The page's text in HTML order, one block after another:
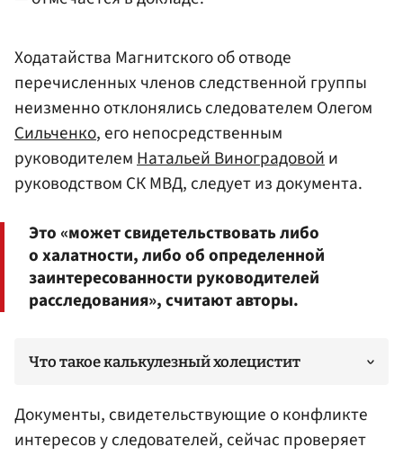
Ходатайства Магнитского об отводе
перечисленных членов следственной группы
неизменно отклонялись следователем Олегом
Сильченко, его непосредственным
руководителемНатальей Виноградовойи
руководством СК МВД, следует из документа.
Это «может свидетельствовать либо
о халатности, либо об определенной
заинтересованности руководителей
расследования», считают авторы.
Что такое калькулезный холецистит
Документы, свидетельствующие о конфликте
интересов у следователей, сейчас проверяет